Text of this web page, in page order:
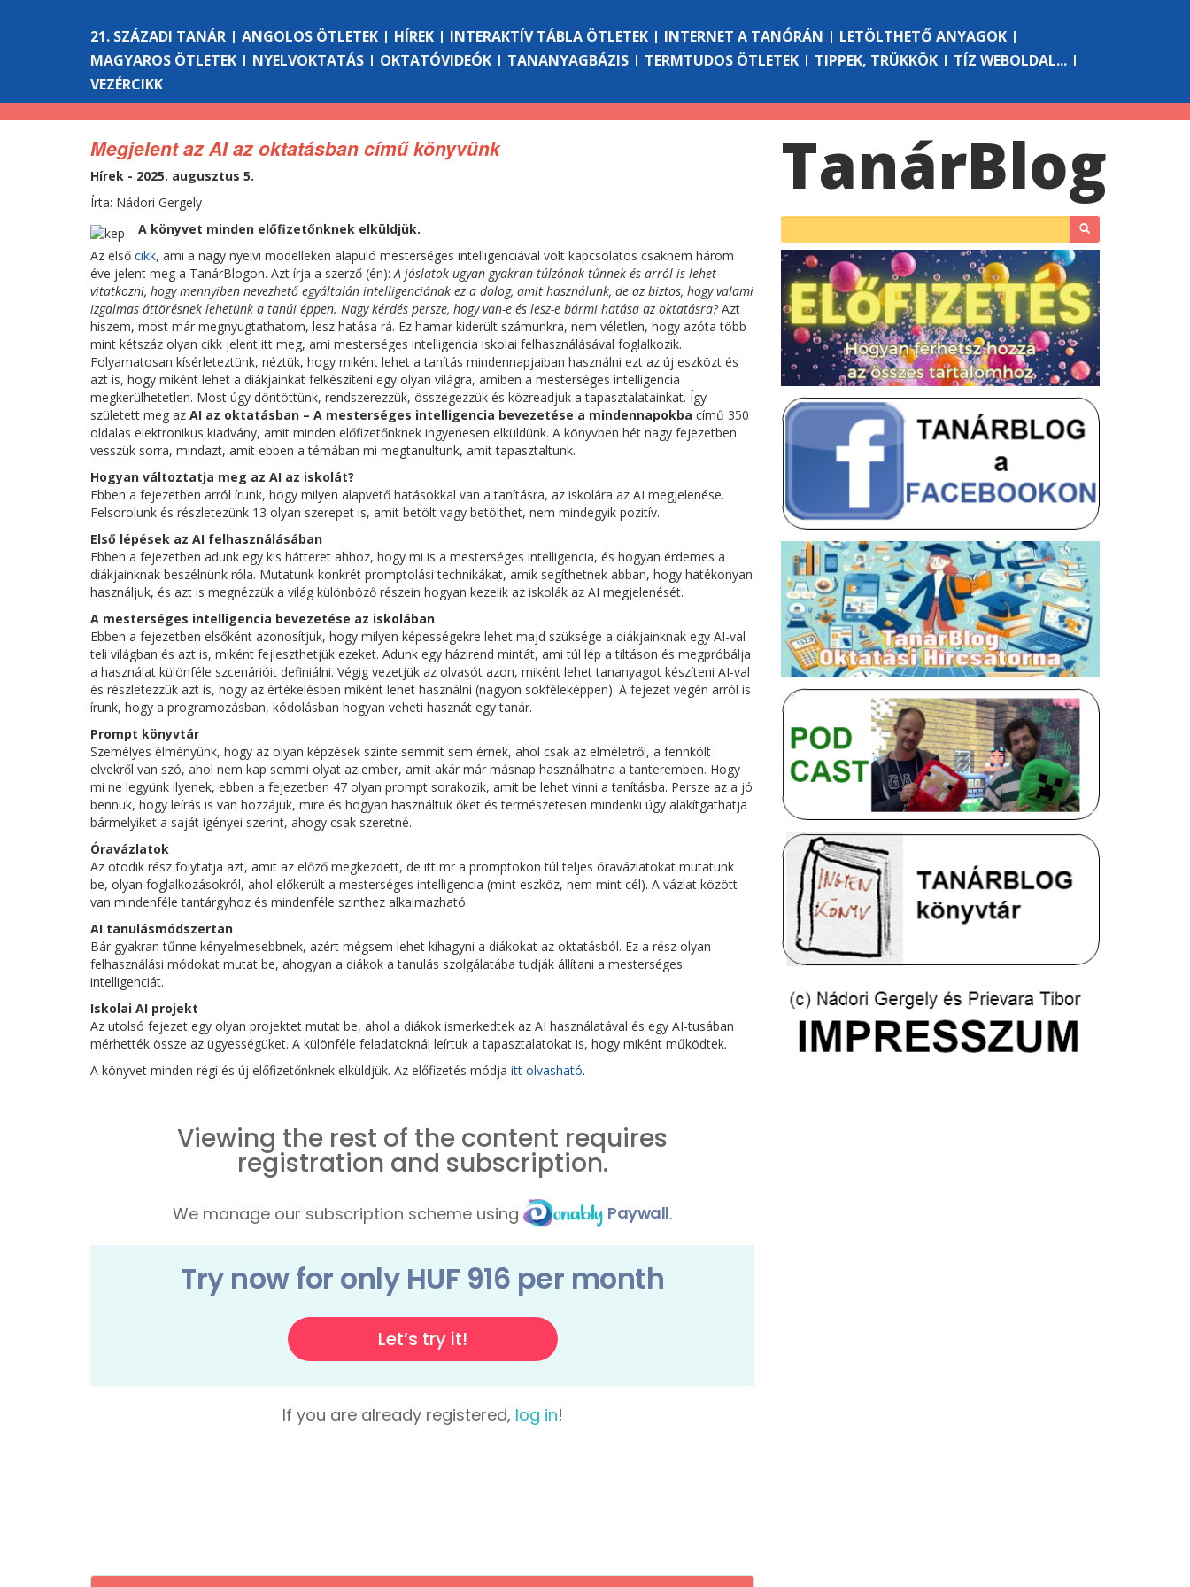
21. SZÁZADI TANÁR ANGOLOS ÖTLETEK HÍREK INTERAKTÍV TÁBLA ÖTLETEK INTERNET A TANÓRÁN
LETÖLTHETŐ ANYAGOK
MAGYAROS ÖTLETEK
NYELVOKTATÁS OKTATÓVIDEÓK TANANYAGBÁZIS TERMTUDOS ÖTLETEK TIPPEK, TRÜKKÖK
TÍZ WEBOLDAL...
VEZÉRCIKK
Megjelent az AI az oktatásban című könyvünk
Hírek - 2025. augusztus 5.
Írta: Nádori Gergely
A könyvet minden előfizetőnknek elküldjük.
Az első cikk, ami a nagy nyelvi modelleken alapuló mesterséges intelligenciával volt kapcsolatos csaknem három
éve jelent meg a TanárBlogon. Azt írja a szerző (én):A jóslatok ugyan gyakran túlzónak tűnnek és arról is lehet
vitatkozni, hogy mennyiben nevezhető egyáltalán intelligenciának ez a dolog, amit használunk, de az biztos, hogy valami
izgalmas áttörésnek lehetünk a tanúi éppen. Nagy kérdés persze, hogy van-e és lesz-e bármi hatása az oktatásra?Azt
hiszem, most már megnyugtathatom, lesz hatása rá. Ez hamar kiderült számunkra, nem véletlen, hogy azóta több
mint kétszáz olyan cikk jelent itt meg, ami mesterséges intelligencia iskolai felhasználásával foglalkozik.
Folyamatosan kísérleteztünk, néztük, hogy miként lehet a tanítás mindennapjaiban használni ezt az új eszközt és
azt is, hogy miként lehet a diákjainkat felkészíteni egy olyan világra, amiben a mesterséges intelligencia
megkerülhetetlen. Most úgy döntöttünk, rendszerezzük, összegezzük és közreadjuk a tapasztalatainkat. Így
született meg az AI az oktatásban – A mesterséges intelligencia bevezetése a mindennapokba című 350
oldalas elektronikus kiadvány, amit minden előfizetőnknek ingyenesen elküldünk. A könyvben hét nagy fejezetben
vesszük sorra, mindazt, amit ebben a témában mi megtanultunk, amit tapasztaltunk.
Hogyan változtatja meg az AI az iskolát?
Ebben a fejezetben arról írunk, hogy milyen alapvető hatásokkal van a tanításra, az iskolára az AI megjelenése.
Felsorolunk és részletezünk 13 olyan szerepet is, amit betölt vagy betölthet, nem mindegyik pozitív.
Első lépések az AI felhasználásában
Ebben a fejezetben adunk egy kis hátteret ahhoz, hogy mi is a mesterséges intelligencia, és hogyan érdemes a
diákjainknak beszélnünk róla. Mutatunk konkrét promptolási technikákat, amik segíthetnek abban, hogy hatékonyan
használjuk, és azt is megnézzük a világ különböző részein hogyan kezelik az iskolák az AI megjelenését.
A mesterséges intelligencia bevezetése az iskolában
Ebben a fejezetben elsőként azonosítjuk, hogy milyen képességekre lehet majd szüksége a diákjainknak egy AI-val
teli világban és azt is, miként fejleszthetjük ezeket. Adunk egy házirend mintát, ami túl lép a tiltáson és megpróbálja
a használat különféle szcenárióit definiálni. Végig vezetjük az olvasót azon, miként lehet tananyagot készíteni AI-val
és részletezzük azt is, hogy az értékelésben miként lehet használni (nagyon sokféleképpen). A fejezet végén arról is
írunk, hogy a programozásban, kódolásban hogyan veheti hasznát egy tanár.
Prompt könyvtár
Személyes élményünk, hogy az olyan képzések szinte semmit sem érnek, ahol csak az elméletről, a fennkölt
elvekről van szó, ahol nem kap semmi olyat az ember, amit akár már másnap használhatna a tanteremben. Hogy
mi ne legyünk ilyenek, ebben a fejezetben 47 olyan prompt sorakozik, amit be lehet vinni a tanításba. Persze az a jó
bennük, hogy leírás is van hozzájuk, mire és hogyan használtuk őket és természetesen mindenki úgy alakítgathatja
bármelyiket a saját igényei szerint, ahogy csak szeretné.
Óravázlatok
Az ötödik rész folytatja azt, amit az előző megkezdett, de itt mr a promptokon túl teljes óravázlatokat mutatunk
be, olyan foglalkozásokról, ahol előkerült a mesterséges intelligencia (mint eszköz, nem mint cél). A vázlat között
van mindenféle tantárgyhoz és mindenféle szinthez alkalmazható.
AI tanulásmódszertan
Bár gyakran tűnne kényelmesebbnek, azért mégsem lehet kihagyni a diákokat az oktatásból. Ez a rész olyan
felhasználási módokat mutat be, ahogyan a diákok a tanulás szolgálatába tudják állítani a mesterséges
intelligenciát.
Iskolai AI projekt
Az utolsó fejezet egy olyan projektet mutat be, ahol a diákok ismerkedtek az AI használatával és egy AI-tusában
mérhették össze az ügyességüket. A különféle feladatoknál leírtuk a tapasztalatokat is, hogy miként működtek.
A könyvet minden régi és új előfizetőnknek elküldjük. Az előfizetés módja itt olvasható.
TanárBlog